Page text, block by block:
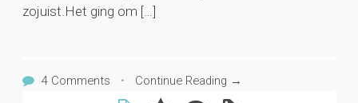
zojuist.Het ging om […]
4 Comments • Continue Reading →